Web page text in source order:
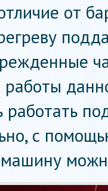
от
работать
с
машину